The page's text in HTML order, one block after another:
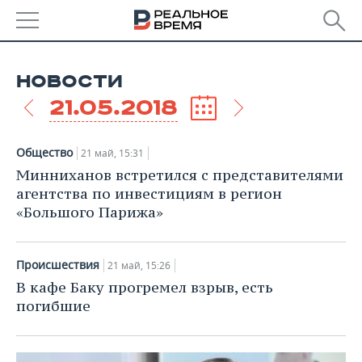
УДМУРТИЯ
НОВОСТИ
НОВОСТИ АНАЛИТИКИ
ДЕКЛАРАЦИИ О ДОХОДАХ
КОРОЛИ ГОСЗАКАЗА ПФО
ВУЗЫ ТАТАРСТАНА
ЭКОНОМИКА
НОВОСТИ ЭКОНОМИКИ
ФИНАНСЫ
БАНКИ
ИНВЕСТИЦИИ
ПРОМЫШЛЕННОСТЬ
НОВОСТИ
ПРОМЫШЛЕННОСТИ
АГРОПРОМ
НЕДВИЖИМОСТЬ
НОВОСТИ НЕДВИЖИМОСТИ
АВТО
НОВОСТИ БИЗНЕСА
ТЕХНОЛОГИИ
НОВОСТИ
21.05.2018
Общество 21 май, 15:31
Минниханов встретился с представителями
агентства по инвестициям в регион
«Большого Парижа»
Происшествия 21 май, 15:26
В кафе Баку прогремел взрыв, есть
погибшие